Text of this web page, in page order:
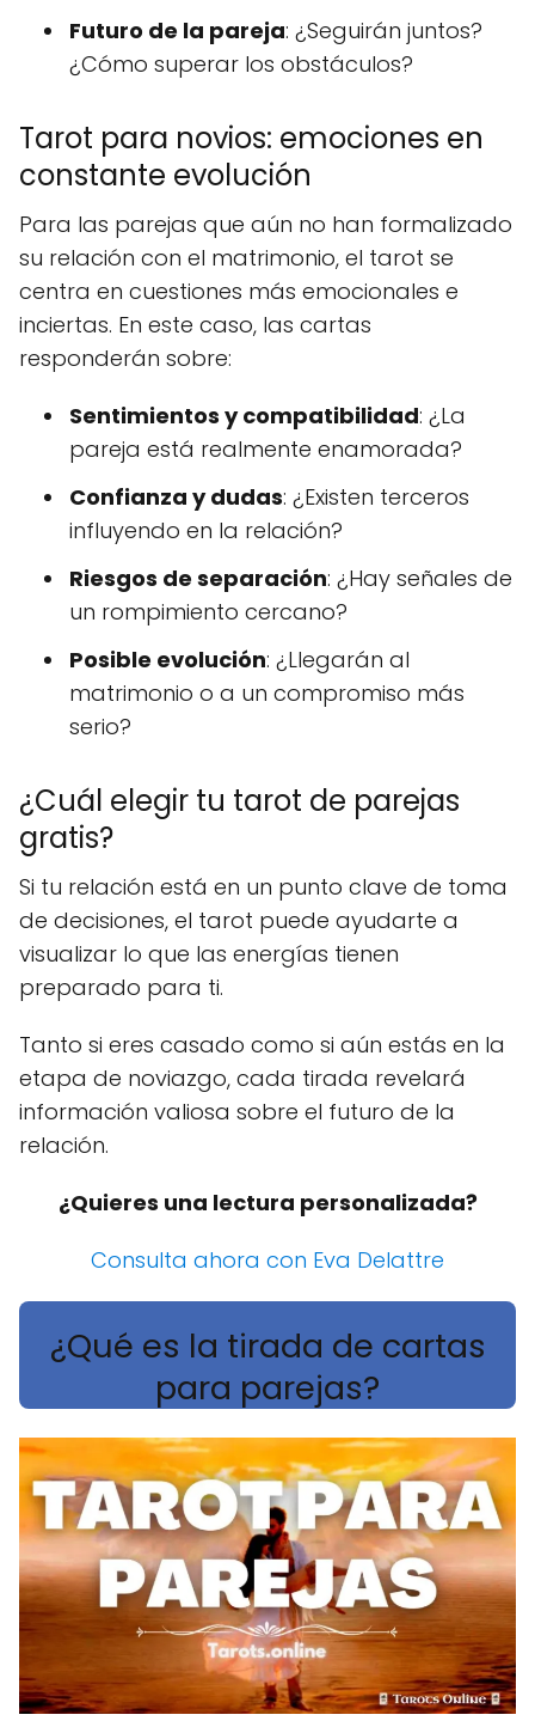
Futuro de la pareja: ¿Seguirán juntos?
¿Cómo superar los obstáculos?
Tarot para novios: emociones en
constante evolución
Para las parejas que aún no han formalizado
su relación con el matrimonio, el tarot se
centra en cuestiones más emocionales e
inciertas. En este caso, las cartas
responderán sobre:
Sentimientos y compatibilidad: ¿La
pareja está realmente enamorada?
Confianza y dudas: ¿Existen terceros
influyendo en la relación?
Riesgos de separación: ¿Hay señales de
un rompimiento cercano?
Posible evolución: ¿Llegarán al
matrimonio o a un compromiso más
serio?
¿Cuál elegir tu tarot de parejas
gratis?
Si tu relación está en un punto clave de toma
de decisiones, el tarot puede ayudarte a
visualizar lo que las energías tienen
preparado para ti.
Tanto si eres casado como si aún estás en la
etapa de noviazgo, cada tirada revelará
información valiosa sobre el futuro de la
relación.
¿Quieres una lectura personalizada?
Consulta ahora con Eva Delattre
¿Qué es la tirada de cartas
para parejas?